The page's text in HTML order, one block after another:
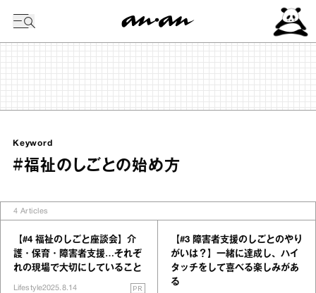
Keyword
#福祉のしごとの始め方
4 Articles
【#4 福祉のしごと座談会】介
護・保育・障害者支援…それぞ
れの現場で大切にしていること
Lifestyle2025.8.14 PR
【#3 障害者支援のしごとのやり
がいは？】一緒に達成し、ハイ
タッチをして喜べる楽しみがあ
る